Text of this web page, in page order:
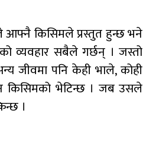
आफ्नै किसिमले प्रस्तुत हुन्छ भने
व्यवहार सबैले गर्छन् । जस्तो
जीवमा पनि केही भाले, कोही
किसिमको भेटिन्छ । जब उसले
।